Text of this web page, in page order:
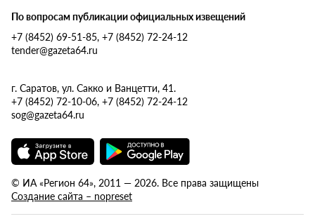
По вопросам публикации официальных извещений
+7 (8452) 69-51-85, +7 (8452) 72-24-12
tender@gazeta64.ru
г. Саратов, ул. Сакко и Ванцетти, 41.
+7 (8452) 72-10-06, +7 (8452) 72-24-12
sog@gazeta64.ru
© ИА «Регион 64», 2011 — 2026. Все права защищены
Создание сайта – nopreset